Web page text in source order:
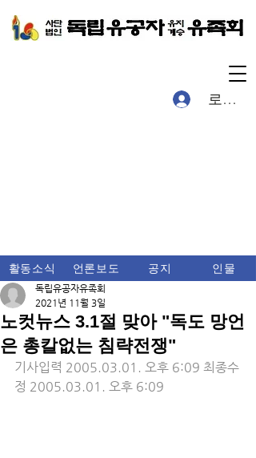
로그인
활동소식 언론보도 공지 인물
노컷뉴스 3.1절 맞아 "독도 망언
은 총칼없는 침략전쟁"
독립유공자유족회
2021년 11월 3일
기사입력 2005.03.01. 오후 6:09 최종수
정 2005.03.01. 오후 6:09